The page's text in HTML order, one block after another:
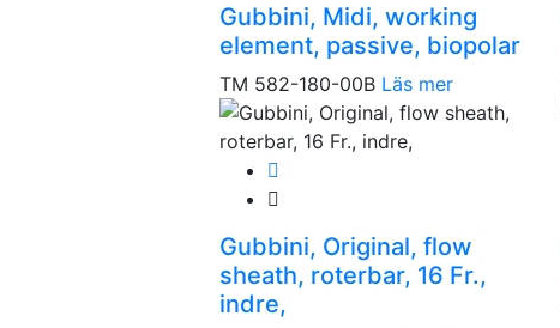
Gubbini, Midi, working
element, passive, biopolar
TM 582-180-00B Läs mer
Gubbini, Original, flow
sheath, roterbar, 16 Fr.,
indre,